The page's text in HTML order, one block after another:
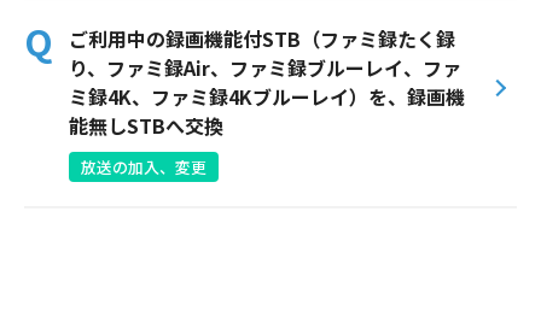
安全・安心マーク
安全・安心ガイド
放送番組審議会議事録
ご利用中の録画機能付STB（ファミ録たく録
り、ファミ録Air、ファミ録ブルーレイ、ファ
ミ録4K、ファミ録4Kブルーレイ）を、録画機
能無しSTBへ交換
放送の加入、変更